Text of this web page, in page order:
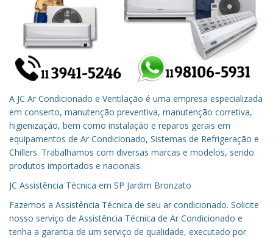
A JC Ar Condicionado e Ventilação é uma empresa especializada
em conserto, manutenção preventiva, manutenção corretiva,
higienização, bem como instalação e reparos gerais em
equipamentos de Ar Condicionado, Sistemas de Refrigeração e
Chillers. Trabalhamos com diversas marcas e modelos, sendo
produtos importados e nacionais.
JC Assistência Técnica em SP Jardim Bronzato
Fazemos a Assistência Técnica de seu ar condicionado. Solicite
nosso serviço de Assistência Técnica de Ar Condicionado e
tenha a garantia de um serviço de qualidade, executado por